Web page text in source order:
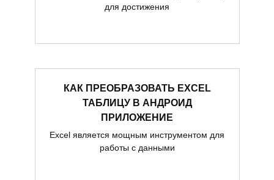
для достижения
КАК ПРЕОБРАЗОВАТЬ EXCEL
ТАБЛИЦУ В АНДРОИД
ПРИЛОЖЕНИЕ
Excel является мощным инструментом для
работы с данными